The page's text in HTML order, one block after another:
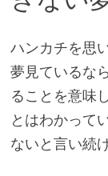
ハンカチを思
夢見ているな
ることを意味
とはわかって
ないと言い続